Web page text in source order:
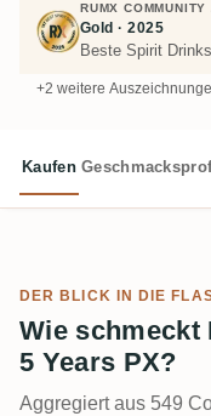
RUMX COMMUNITY
Gold · 2025
Beste Spirit Drinks
+2 weitere
Kaufen
DER BLICK IN DIE
Wie schmeckt
5 Years PX?
Aggregiert aus 549